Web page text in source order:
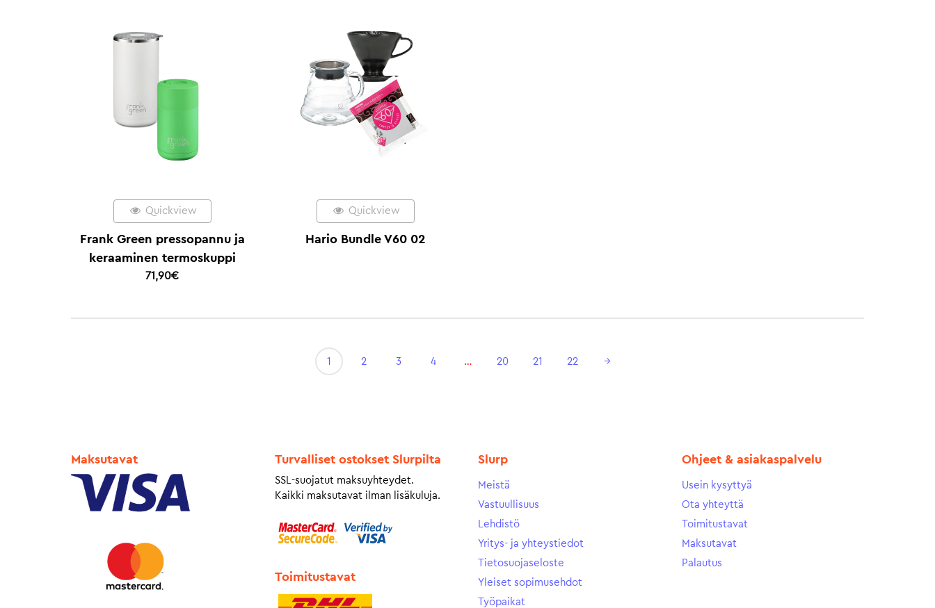
Quickview
Frank Green pressopannu ja
keraaminen termoskuppi
71,90€
Quickview
Hario Bundle V60 02
1 2 3 4 … 20 21 22 →
Maksutavat Turvalliset ostokset Slurpilta
SSL-suojatut maksuyhteydet.
Kaikki maksutavat ilman lisäkuluja.
Toimitustavat
Slurp
Meistä
Vastuullisuus
Lehdistö
Yritys- ja yhteystiedot
Tietosuojaseloste
Yleiset sopimusehdot
Työpaikat
Ohjeet & asiakaspalvelu
Usein kysyttyä
Ota yhteyttä
Toimitustavat
Maksutavat
Palautus